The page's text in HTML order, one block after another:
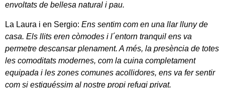
envoltats de bellesa natural i pau.
La Laura i en Sergio: Ens sentim com en una llar lluny de
casa. Els llits eren còmodes i l´entorn tranquil ens va
permetre descansar plenament. A més, la presència de totes
les comoditats modernes, com la cuina completament
equipada i les zones comunes acollidores, ens va fer sentir
com si estiguéssim al nostre propi refugi privat.